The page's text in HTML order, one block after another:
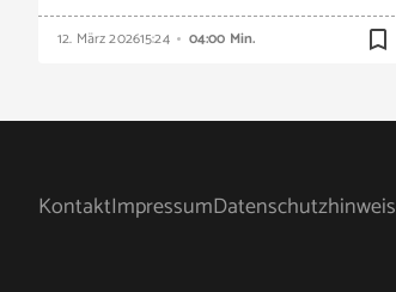
12. März 202615:24 04:00 Min. bookmark_border
KontaktImpressumDatenschutzhinweis